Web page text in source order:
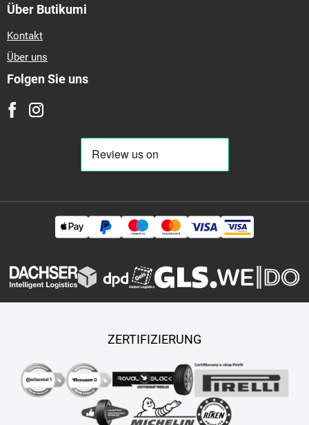
Über Butikumi
Kontakt
Über uns
Folgen Sie uns
ZERTIFIZIERUNG